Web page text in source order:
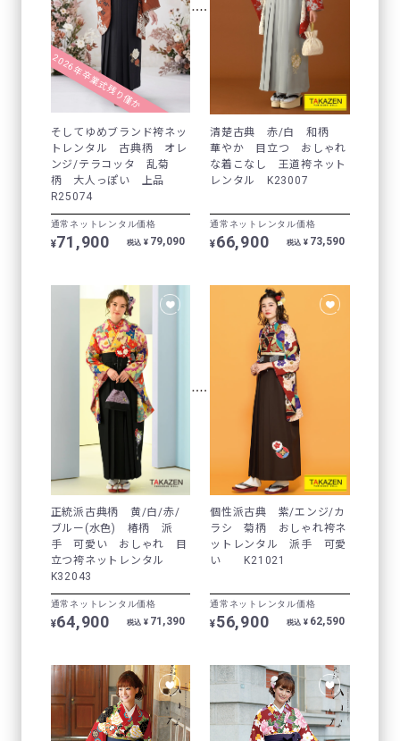
2026年卒業式残り僅か
そしてゆめブランド袴ネッ
トレンタル 古典柄 オレ
ンジ/テラコッタ 乱菊
柄 大人っぽい 上品
R25074
通常ネットレンタル価格
¥71,900 税込 ¥ 79,090
清楚古典 赤/白 和柄
華やか 目立つ おしゃれ
な着こなし 王道袴ネット
レンタル K23007
通常ネットレンタル価格
¥66,900 税込 ¥ 73,590
正統派古典柄 黄/白/赤/
ブルー(水色) 椿柄 派
手 可愛い おしゃれ 目
立つ袴ネットレンタル
K32043
通常ネットレンタル価格
¥64,900 税込 ¥ 71,390
個性派古典 紫/エンジ/カ
ラシ 菊柄 おしゃれ袴ネ
ットレンタル 派手 可愛
い K21021
通常ネットレンタル価格
¥56,900 税込 ¥ 62,590